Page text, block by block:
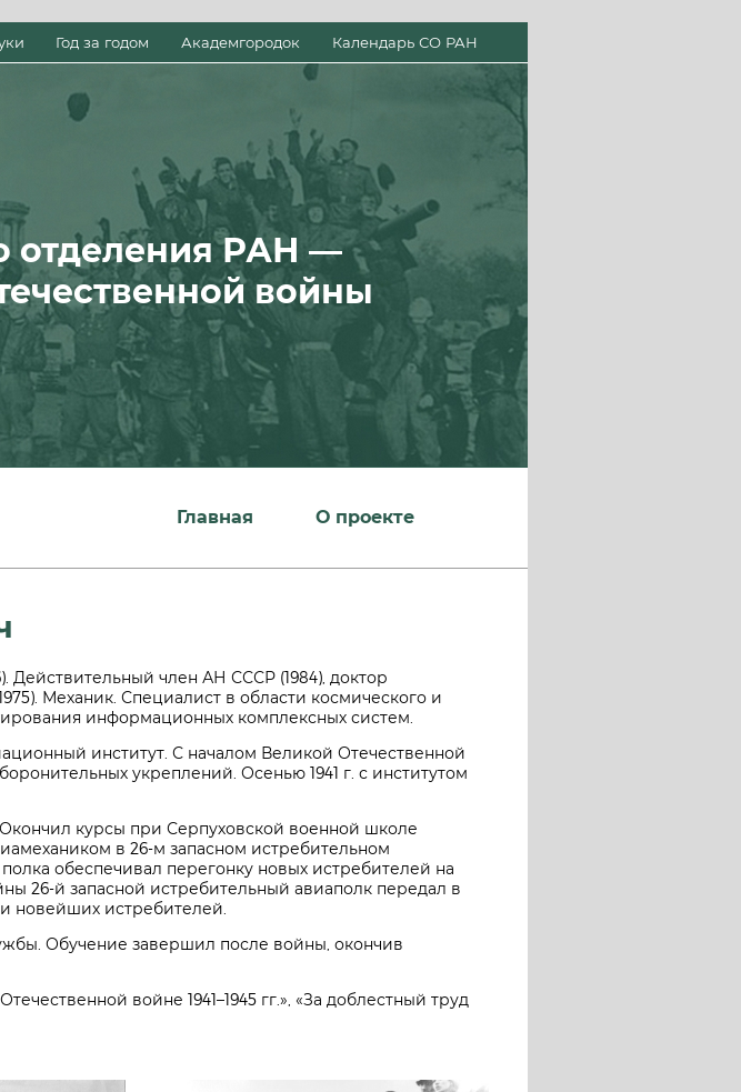
Год за годом Академгородок Календарь СО РАН
отделения РАН —
войны
Главная О проекте
Действительный член АН СССР (1984), доктор
Механик. Специалист в области космического и
информационных комплексных систем.
институт. С началом Великой Отечественной
укреплений. Осенью 1941 г. с институтом
курсы при Серпуховской военной школе
в 26-м запасном истребительном
обеспечивал перегонку новых истребителей на
26-й запасной истребительный авиаполк передал в
новейших истребителей.
Обучение завершил после войны, окончив
войне 1941–1945 гг.», «За доблестный труд